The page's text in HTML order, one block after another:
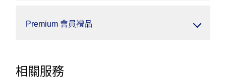
Premium 會員禮品
相關服務